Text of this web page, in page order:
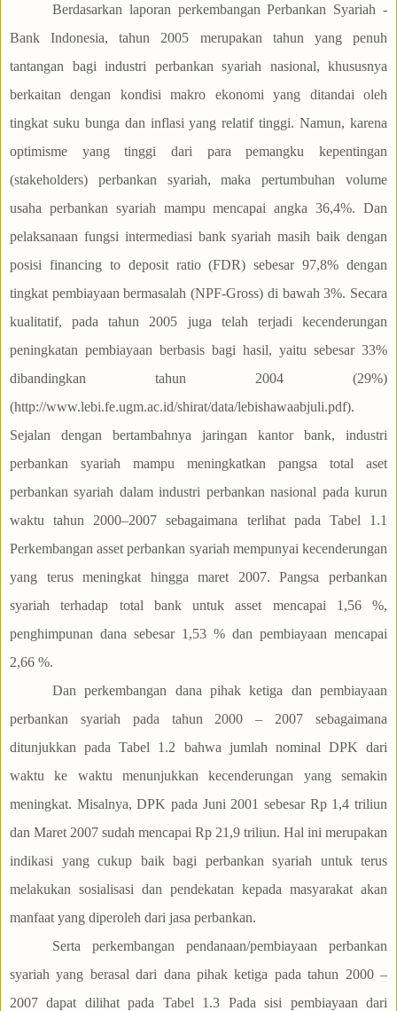
Berdasarkan laporan perkembangan Perbankan Syariah -
Bank Indonesia, tahun 2005 merupakan tahun yang penuh
tantangan bagi industri perbankan syariah nasional, khususnya
berkaitan dengan kondisi makro ekonomi yang ditandai oleh
tingkat suku bunga dan inflasi yang relatif tinggi. Namun, karena
optimisme yang tinggi dari para pemangku kepentingan
(stakeholders) perbankan syariah, maka pertumbuhan volume
usaha perbankan syariah mampu mencapai angka 36,4%. Dan
pelaksanaan fungsi intermediasi bank syariah masih baik dengan
posisi financing to deposit ratio (FDR) sebesar 97,8% dengan
tingkat pembiayaan bermasalah (NPF-Gross) di bawah 3%. Secara
kualitatif, pada tahun 2005 juga telah terjadi kecenderungan
peningkatan pembiayaan berbasis bagi hasil, yaitu sebesar 33%
dibandingkan tahun 2004 (29%)
(http://www.lebi.fe.ugm.ac.id/shirat/data/lebishawaabjuli.pdf).
Sejalan dengan bertambahnya jaringan kantor bank, industri
perbankan syariah mampu meningkatkan pangsa total aset
perbankan syariah dalam industri perbankan nasional pada kurun
waktu tahun 2000–2007 sebagaimana terlihat pada Tabel 1.1
Perkembangan asset perbankan syariah mempunyai kecenderungan
yang terus meningkat hingga maret 2007. Pangsa perbankan
syariah terhadap total bank untuk asset mencapai 1,56 %,
penghimpunan dana sebesar 1,53 % dan pembiayaan mencapai
2,66 %.
Dan perkembangan dana pihak ketiga dan pembiayaan
perbankan syariah pada tahun 2000 – 2007 sebagaimana
ditunjukkan pada Tabel 1.2 bahwa jumlah nominal DPK dari
waktu ke waktu menunjukkan kecenderungan yang semakin
meningkat. Misalnya, DPK pada Juni 2001 sebesar Rp 1,4 triliun
dan Maret 2007 sudah mencapai Rp 21,9 triliun. Hal ini merupakan
indikasi yang cukup baik bagi perbankan syariah untuk terus
melakukan sosialisasi dan pendekatan kepada masyarakat akan
manfaat yang diperoleh dari jasa perbankan.
Serta perkembangan pendanaan/pembiayaan perbankan
syariah yang berasal dari dana pihak ketiga pada tahun 2000 –
2007 dapat dilihat pada Tabel 1.3 Pada sisi pembiayaan dari